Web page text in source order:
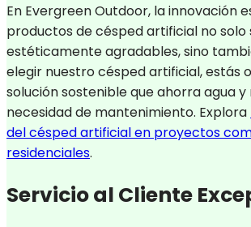
En Evergreen Outdoor, la innovación
productos de césped artificial no solo
estéticamente agradables, sino
elegir nuestro césped artificial, estás
solución sostenible que ahorra agua
necesidad de mantenimiento. Explora
del césped artificial en proyectos
residenciales.
Servicio al Cliente